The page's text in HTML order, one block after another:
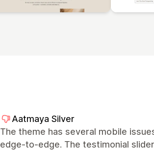
Aatmaya Silver
The theme has several mobile
edge-to-edge. The testimonial